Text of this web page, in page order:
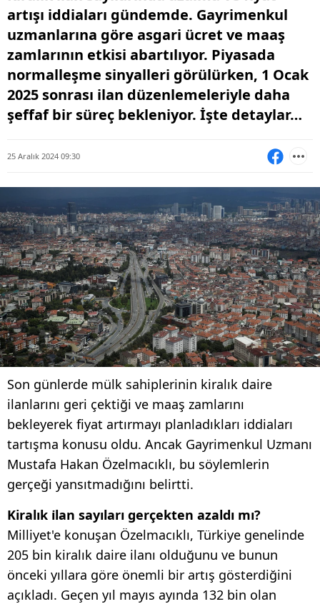
artışı iddiaları gündemde. Gayrimenkul
uzmanlarına göre asgari ücret ve maaş
zamlarının etkisi abartılıyor. Piyasada
normalleşme sinyalleri görülürken, 1 Ocak
2025 sonrası ilan düzenlemeleriyle daha
şeffaf bir süreç bekleniyor. İşte detaylar…
25 Aralık 2024 09:30
Son günlerde mülk sahiplerinin kiralık daire
ilanlarını geri çektiği ve maaş zamlarını
bekleyerek fiyat artırmayı planladıkları iddiaları
tartışma konusu oldu. Ancak Gayrimenkul Uzmanı
Mustafa Hakan Özelmacıklı, bu söylemlerin
gerçeği yansıtmadığını belirtti.
Kiralık i̇lan sayıları gerçekten azaldı mı?
Milliyet'e konuşan Özelmacıklı, Türkiye genelinde
205 bin kiralık daire ilanı olduğunu ve bunun
önceki yıllara göre önemli bir artış gösterdiğini
açıkladı. Geçen yıl mayıs ayında 132 bin olan